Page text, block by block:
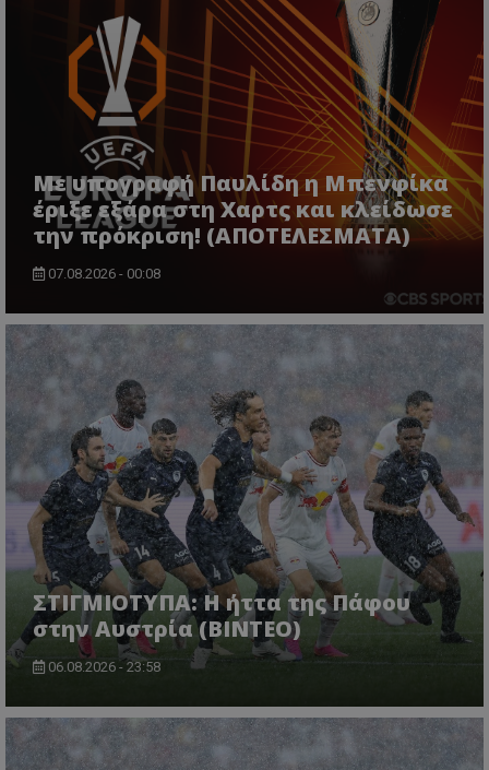
Με υπογραφή Παυλίδη η Μπενφίκα
έριξε εξάρα στη Χαρτς και κλείδωσε
την πρόκριση! (ΑΠΟΤΕΛΕΣΜΑΤΑ)
07.08.2026 - 00:08
ΣΤΙΓΜΙΟΤΥΠΑ: Η ήττα της Πάφου
στην Αυστρία (ΒΙΝΤΕΟ)
06.08.2026 - 23:58